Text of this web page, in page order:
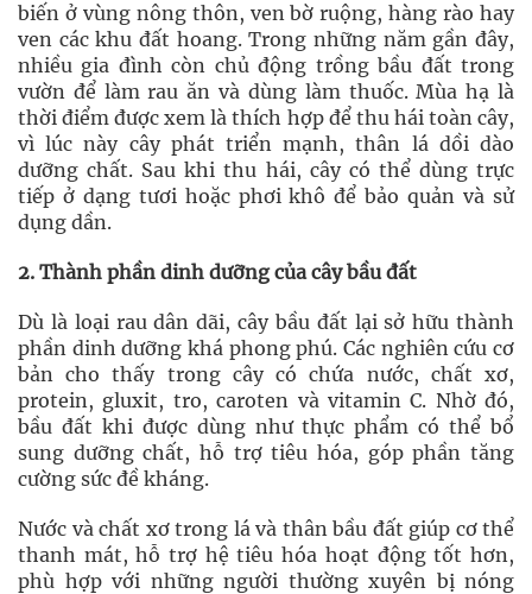
biến ở vùng nông thôn, ven bờ ruộng, hàng rào hay
ven các khu đất hoang. Trong những năm gần đây,
nhiều gia đình còn chủ động trồng bầu đất trong
vườn để làm rau ăn và dùng làm thuốc. Mùa hạ là
thời điểm được xem là thích hợp để thu hái toàn cây,
vì lúc này cây phát triển mạnh, thân lá dồi dào
dưỡng chất. Sau khi thu hái, cây có thể dùng trực
tiếp ở dạng tươi hoặc phơi khô để bảo quản và sử
dụng dần.
2. Thành phần dinh dưỡng của cây bầu đất
Dù là loại rau dân dãi, cây bầu đất lại sở hữu thành
phần dinh dưỡng khá phong phú. Các nghiên cứu cơ
bản cho thấy trong cây có chứa nước, chất xơ,
protein, gluxit, tro, caroten và vitamin C. Nhờ đó,
bầu đất khi được dùng như thực phẩm có thể bổ
sung dưỡng chất, hỗ trợ tiêu hóa, góp phần tăng
cường sức đề kháng.
Nước và chất xơ trong lá và thân bầu đất giúp cơ thể
thanh mát, hỗ trợ hệ tiêu hóa hoạt động tốt hơn,
phù hợp với những người thường xuyên bị nóng